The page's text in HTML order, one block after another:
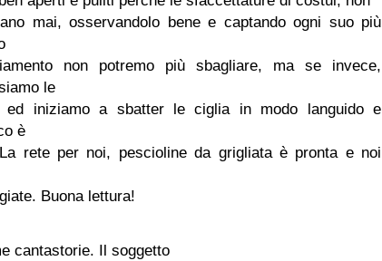
mai, osservandolo bene e captando ogni suo più
non potremo più sbagliare, ma se invece,
le
ed iniziamo a sbatter le ciglia in modo languido e
è
rete per noi, pescioline da grigliata è pronta e noi
Buona lettura!
cantastorie. Il soggetto